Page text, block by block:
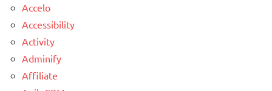
Accelo
Accessibility
Activity
Adminify
Affiliate